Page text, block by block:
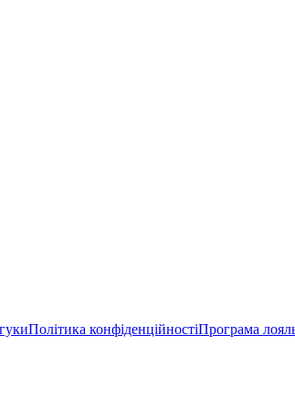
Політика конфіденційностіПрограма